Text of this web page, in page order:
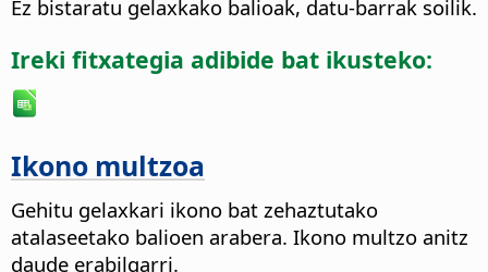
Ez bistaratu gelaxkako balioak, datu-barrak soilik.
Ireki fitxategia adibide bat ikusteko:
Ikono multzoa
Gehitu gelaxkari ikono bat zehaztutako
atalaseetako balioen arabera. Ikono multzo anitz
daude erabilgarri.